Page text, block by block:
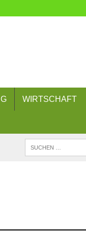
WIRTSCHAFT